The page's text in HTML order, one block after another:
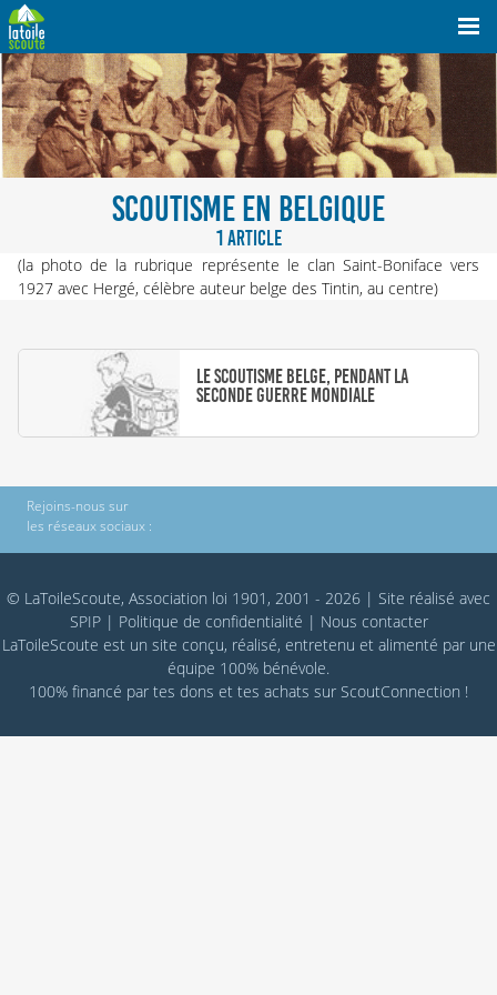
SCOUTISME EN BELGIQUE
1 ARTICLE
(la photo de la rubrique représente le clan Saint-Boniface vers
1927 avec Hergé, célèbre auteur belge des Tintin, au centre)
Le scoutisme belge, pendant la
Seconde Guerre mondiale
Rejoins-nous sur
les réseaux sociaux :
© LaToileScoute, Association loi 1901, 2001 - 2026 | Site réalisé avec
SPIP| Politique de confidentialité | Nous contacter
LaToileScoute est un site conçu, réalisé, entretenu et alimenté par une
équipe 100% bénévole.
100% financé par tes dons et tes achats sur ScoutConnection !